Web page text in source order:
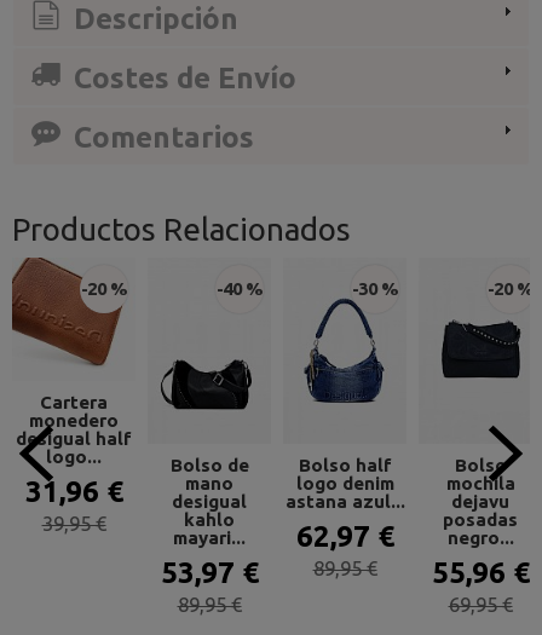
Descripción
Costes de Envío
Comentarios
Productos Relacionados
-20 %
Cartera
monedero
desigual half
logo...
31,96 €
39,95 €
-40 %
Bolso de
mano
desigual
kahlo
mayari...
53,97 €
89,95 €
-30 %
Bolso half
logo denim
astana azul...
62,97 €
89,95 €
-20 %
Bolso
mochila
dejavu
posadas
negro...
55,96 €
69,95 €